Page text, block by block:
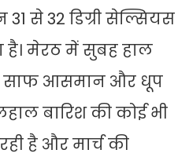
31 से 32 डिग्री सेल्सियस
मेरठ में सुबह हाल
साफ आसमान और धूप
बारिश की कोई भी
है और मार्च की